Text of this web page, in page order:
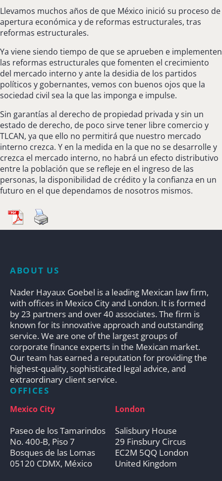
Llevamos muchos años de que México inició su proceso de
apertura económica y de reformas estructurales, tras
reformas estructurales.
Ya viene siendo tiempo de que se aprueben e implementen
las reformas estructurales que fomenten el crecimiento
del mercado interno y ante la desidia de los partidos
políticos y gobernantes, vemos con buenos ojos que la
sociedad civil sea la que las imponga e impulse.
Sin garantías al derecho de propiedad privada y sin un
estado de derecho, de poco sirve tener libre comercio y
TLCAN, ya que ello no permitirá que nuestro mercado
interno crezca. Y en la medida en la que no se desarrolle y
crezca el mercado interno, no habrá un efecto distributivo
entre la población que se refleje en el ingreso de las
personas, la disponibilidad de crédito y la confianza en un
futuro en el que dependamos de nosotros mismos.
ABOUT US
Nader Hayaux Goebel is a leading Mexican law firm,
with offices in Mexico City and London. It is formed
by 23 partners and over 40 associates. The firm is
known for its innovative approach and outstanding
service. We are one of the largest groups of
corporate finance experts in the Mexican market.
Our team has earned a reputation for providing the
highest-quality, sophisticated legal advice, and
extraordinary client service.
OFFICES
Mexico City
Paseo de los Tamarindos
No. 400-B, Piso 7
Bosques de las Lomas
05120 CDMX, México
London
Salisbury House
29 Finsbury Circus
EC2M 5QQ London
United Kingdom